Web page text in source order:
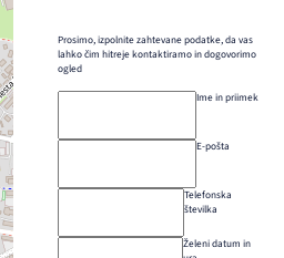
Prosimo, izpolnite zahtevane podatke, da vas
lahko čim hitreje kontaktiramo in dogovorimo
ogled
Ime in priimek
E-pošta
Telefonska
številka
Želeni datum in